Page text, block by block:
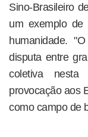
Sino-Brasileiro
um exemplo de
humanidade.
disputa entre
coletiva
provocação aos
como campo de